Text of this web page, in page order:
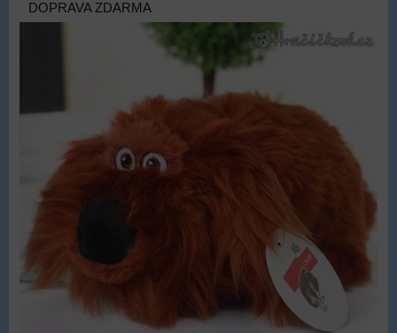
DOPRAVA ZDARMA